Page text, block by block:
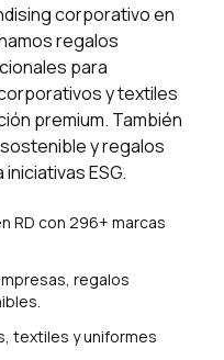
corporativo en
regalos
para
y textiles
premium. También
y regalos
ESG.
RD con 296+ marcas
regalos
textiles y uniformes